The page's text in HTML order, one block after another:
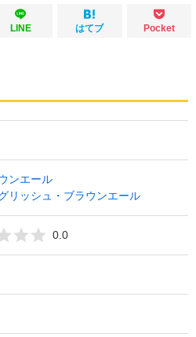
LINE はてブ Pocket
ンエール
リッシュ・ブラウンエール
0.0